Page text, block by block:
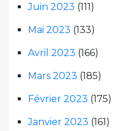
Juin 2023 (111)
Mai 2023 (133)
Avril 2023 (166)
Mars 2023 (185)
Février 2023 (175)
Janvier 2023 (161)